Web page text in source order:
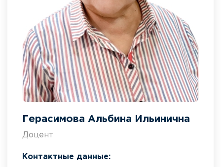
Герасимова Альбина Ильинична
Доцент
Контактные данные: